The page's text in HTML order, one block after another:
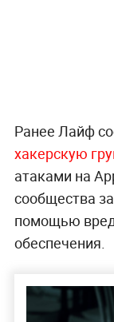
Ранее Лайф
хакерскую
атаками на
сообщества
помощью
обеспечения.